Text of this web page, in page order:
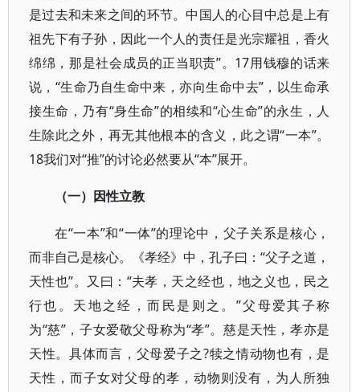
是过去和未来之间的环节。中国人的心目中总是上有
祖先下有子孙，因此一个人的责任是光宗耀祖，香火
绵绵，那是社会成员的正当职责”。17用钱穆的话来
说，“生命乃自生命中来，亦向生命中去”，以生命承
接生命，乃有“身生命”的相续和“心生命”的永生，人
生除此之外，再无其他根本的含义，此之谓“一本”。
18我们对“推”的讨论必然要从“本”展开。
（一）因性立教
在“一本”和“一体”的理论中，父子关系是核心，
而非自己是核心。《孝经》中，孔子曰：“父子之道，
天性也”。又曰：“夫孝，天之经也，地之义也，民之
行也。天地之经，而民是则之。”父母爱其子称
为“慈”，子女爱敬父母称为“孝”。慈是天性，孝亦是
天性。具体而言，父母爱子之?犊之情动物也有，是
天性，而子女对父母的孝，动物则没有，为人所独